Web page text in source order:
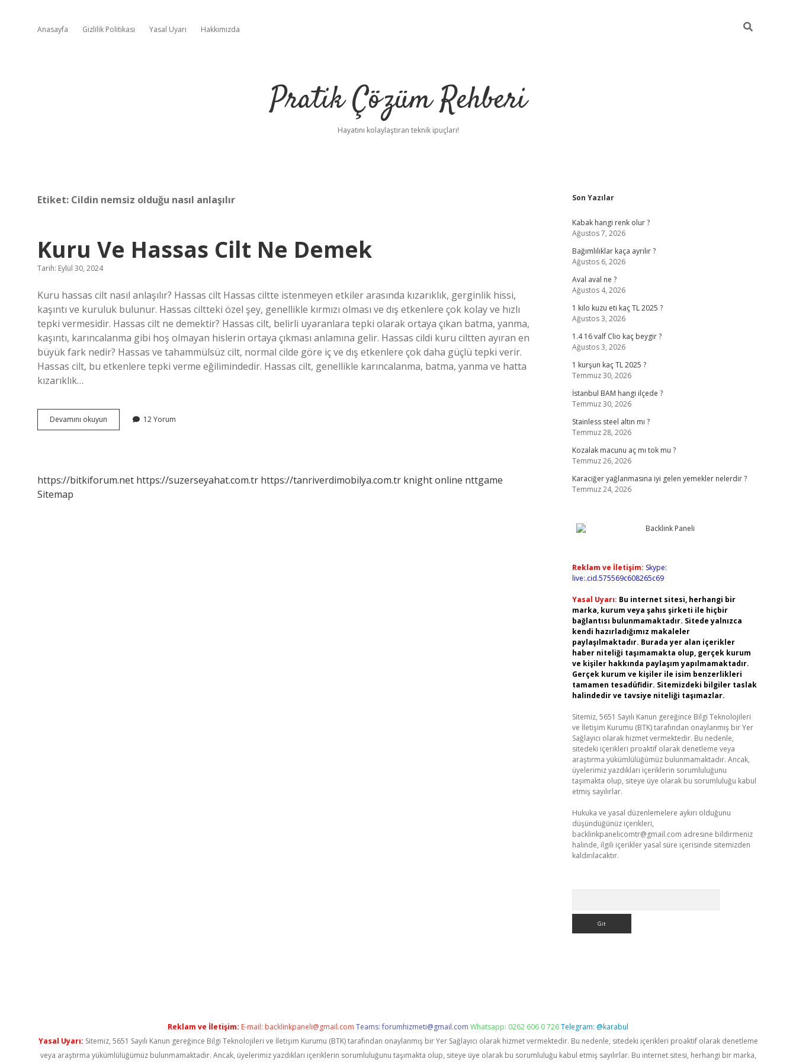
Anasayfa Gizlilik Politikası Yasal Uyarı Hakkımızda
Pratik Çözüm Rehberi
Hayatını kolaylaştıran teknik ipuçları!
Etiket: Cildin nemsiz olduğu nasıl anlaşılır
Kuru Ve Hassas Cilt Ne Demek
Tarih: Eylül 30, 2024
Kuru hassas cilt nasıl anlaşılır? Hassas cilt Hassas ciltte istenmeyen etkiler arasında kızarıklık, gerginlik hissi,
kaşıntı ve kuruluk bulunur. Hassas ciltteki özel şey, genellikle kırmızı olması ve dış etkenlere çok kolay ve hızlı
tepki vermesidir. Hassas cilt ne demektir? Hassas cilt, belirli uyaranlara tepki olarak ortaya çıkan batma, yanma,
kaşıntı, karıncalanma gibi hoş olmayan hislerin ortaya çıkması anlamına gelir. Hassas cildi kuru ciltten ayıran en
büyük fark nedir? Hassas ve tahammülsüz cilt, normal cilde göre iç ve dış etkenlere çok daha güçlü tepki verir.
Hassas cilt, bu etkenlere tepki verme eğilimindedir. Hassas cilt, genellikle karıncalanma, batma, yanma ve hatta
kızarıklık…
Devamını okuyun
Ve
12 Yorum
https://bitkiforum.net https://suzerseyahat.com.tr https://tanriverdimobilya.com.tr knight online nttgame
Sitemap
Sidebar
Son Yazılar
Kabak hangi renk olur ?
Ağustos 7, 2026
Bağımlılıklar kaça ayrılır ?
Ağustos 6, 2026
Aval aval ne ?
Ağustos 4, 2026
1 kilo kuzu eti kaç TL 2025 ?
Ağustos 3, 2026
1.4 16 valf Clio kaç beygir ?
Ağustos 3, 2026
1 kurşun kaç TL 2025 ?
Temmuz 30, 2026
İstanbul BAM hangi ilçede ?
Temmuz 30, 2026
Stainless steel altın mı ?
Temmuz 28, 2026
Kozalak macunu aç mı tok mu ?
Temmuz 26, 2026
Karaciğer yağlanmasına iyi gelen yemekler nelerdir ?
Temmuz 24, 2026
Reklam ve İletişim: Skype:
live:.cid.575569c608265c69
Yasal Uyarı: Bu internet sitesi, herhangi bir
marka, kurum veya şahıs şirketi ile hiçbir
bağlantısı bulunmamaktadır. Sitede yalnızca
kendi hazırladığımız makaleler
paylaşılmaktadır. Burada yer alan içerikler
haber niteliği taşımamakta olup, gerçek kurum
ve kişiler hakkında paylaşım yapılmamaktadır.
Gerçek kurum ve kişiler ile isim benzerlikleri
tamamen tesadüfidir. Sitemizdeki bilgiler taslak
halindedir ve tavsiye niteliği taşımazlar.
Sitemiz, 5651 Sayılı Kanun gereğince Bilgi Teknolojileri
ve İletişim Kurumu (BTK) tarafından onaylanmış bir Yer
Sağlayıcı olarak hizmet vermektedir. Bu nedenle,
sitedeki içerikleri proaktif olarak denetleme veya
araştırma yükümlülüğümüz bulunmamaktadır. Ancak,
üyelerimiz yazdıkları içeriklerin sorumluluğunu
taşımakta olup, siteye üye olarak bu sorumluluğu kabul
etmiş sayılırlar.
Hukuka ve yasal düzenlemelere aykırı olduğunu
düşündüğünüz içerikleri,
backlinkpanelicomtr@gmail.com adresine bildirmeniz
halinde, ilgili içerikler yasal süre içerisinde sitemizden
kaldırılacaktır.
Reklam ve İletişim: E-mail: backlinkpaneli@gmail.com Teams:forumhizmeti@gmail.com Whatsapp: 0262 606 0 726Telegram: @karabul
Yasal Uyarı: Sitemiz, 5651 Sayılı Kanun gereğince Bilgi Teknolojileri ve İletişim Kurumu (BTK) tarafından onaylanmış bir Yer Sağlayıcı olarak hizmet vermektedir. Bu nedenle, sitedeki içerikleri proaktif olarak denetleme
veya araştırma yükümlülüğümüz bulunmamaktadır. Ancak, üyelerimiz yazdıkları içeriklerin sorumluluğunu taşımakta olup, siteye üye olarak bu sorumluluğu kabul etmiş sayılırlar. Bu internet sitesi, herhangi bir marka,